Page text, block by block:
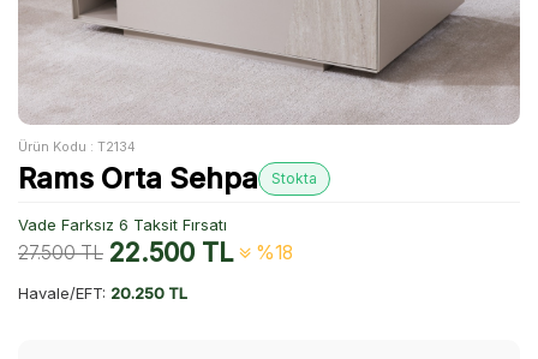
Ürün Kodu : T2134
Rams Orta Sehpa Stokta
Vade Farksız 6 Taksit Fırsatı
27.500TL 22.500TL %18
Havale/EFT: 20.250 TL